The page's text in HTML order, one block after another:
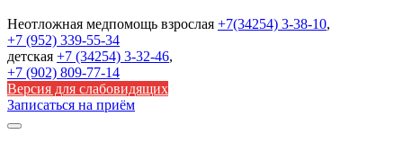
Неотложная медпомощь взрослая +7(34254) 3-38-10,
+7 (952) 339-55-34
детская +7 (34254) 3-32-46,
+7 (902) 809-77-14
Версия для слабовидящих
Записаться на приём